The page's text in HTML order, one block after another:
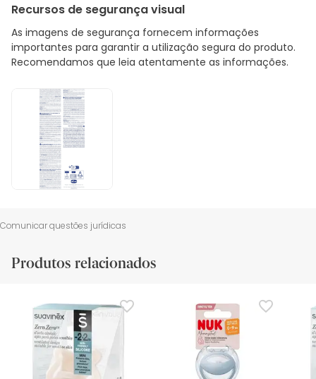
Recursos de segurança visual
As imagens de segurança fornecem informações
importantes para garantir a utilização segura do produto.
Recomendamos que leia atentamente as informações.
Comunicar questões jurídicas
Produtos relacionados